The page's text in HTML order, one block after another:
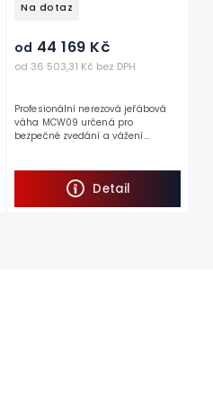
Na dotaz
od 36 503,31 Kč bez DPH
od 44 169 Kč
Detail
Profesionální nerezová jeřábová
váha MCW09 určená pro
bezpečné zvedání a vážení
vodě a extrémně jasným 40mm